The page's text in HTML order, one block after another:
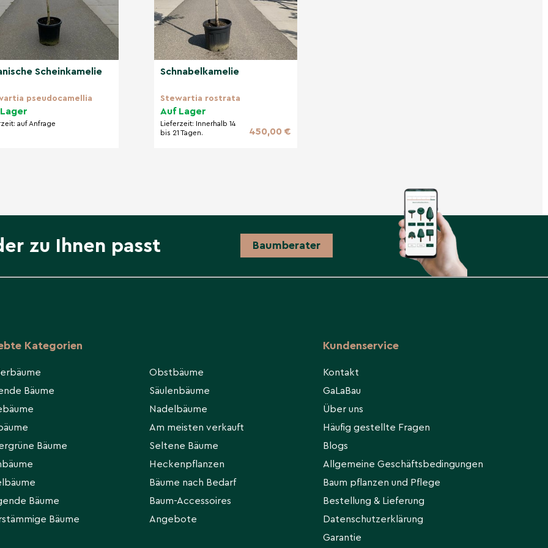
zu pflanzen und sein
ebenfalls
den pH leicht
Sand/Kies
Wurzelbereich.
zu anderen
Scheinkamelie
pseudocamellia
auf Anfrage
Schnabelkamelie
Stewartia rostrata
Auf Lager
Lieferzeit: Innerhalb 14
bis 21 Tagen.
450,00 €
zu Ihnen passt Baumberater
Kategorien
Bäume
Bäume
Bäume
Bäume
Obstbäume
Säulenbäume
Nadelbäume
Am meisten verkauft
Seltene Bäume
Heckenpflanzen
Bäume nach Bedarf
Baum-Accessoires
Angebote
Kundenservice
Kontakt
GaLaBau
Über uns
Häufig gestellte Fragen
Blogs
Allgemeine Geschäftsbedingungen
Baum pflanzen und Pflege
Bestellung & Lieferung
Datenschutzerklärung
Garantie